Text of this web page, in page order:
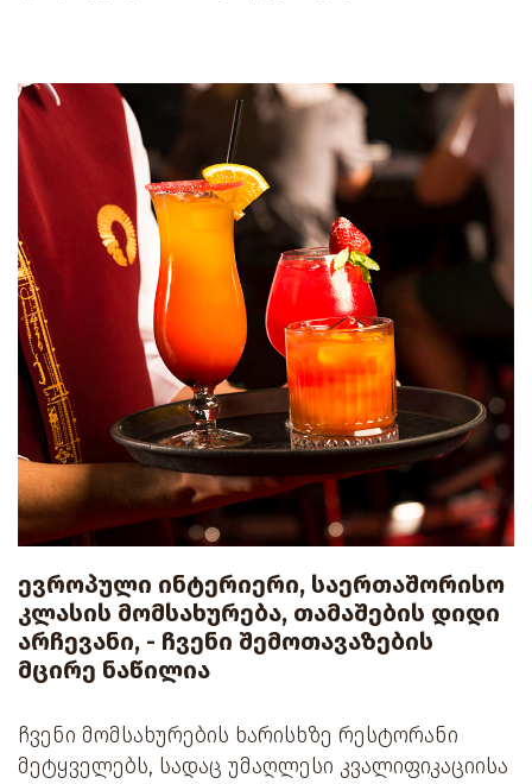
ევროპული ინტერიერი, საერთაშორისო
კლასის მომსახურება, თამაშების დიდი
არჩევანი, - ჩვენი შემოთავაზების
მცირე ნაწილია
ჩვენი მომსახურების ხარისხზე რესტორანი
მეტყველებს, სადაც უმაღლესი კვალიფიკაციისა